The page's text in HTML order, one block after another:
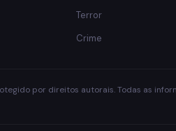
Terror
Crime
por direitos autorais. Todas as